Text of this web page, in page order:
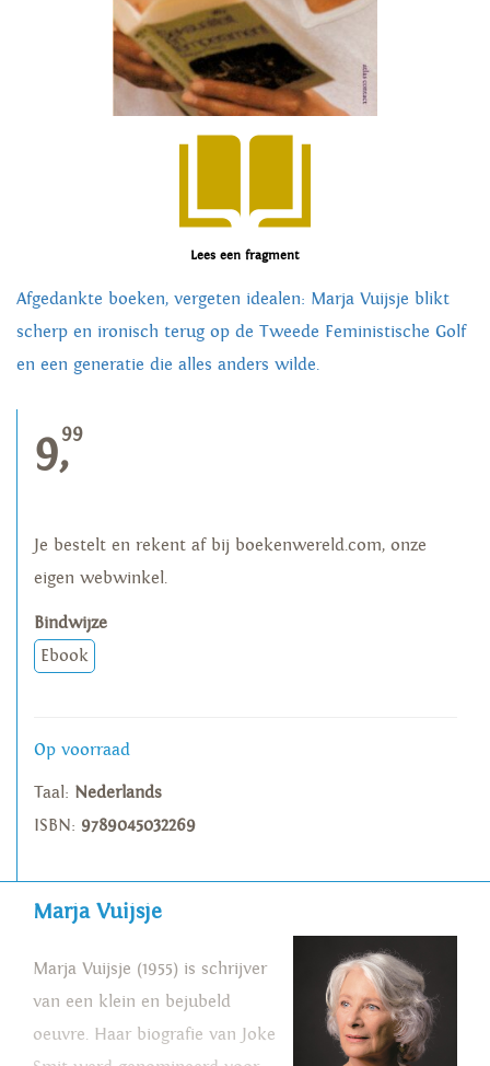
Lees een fragment
Afgedankte boeken, vergeten idealen: Marja Vuijsje blikt
scherp en ironisch terug op de Tweede Feministische Golf
en een generatie die alles anders wilde.
9,99
Je bestelt en rekent af bij boekenwereld.com, onze
eigen webwinkel.
Bindwijze
Ebook
Op voorraad
Taal: Nederlands
ISBN: 9789045032269
Marja Vuijsje
Marja Vuijsje (1955) is schrijver
van een klein en bejubeld
oeuvre. Haar biografie van Joke